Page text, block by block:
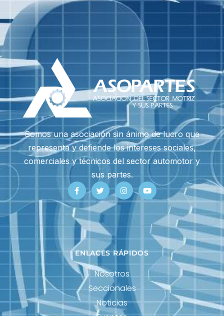
Somos una asociación sin ánimo de lucro que
representa y defiende los intereses sociales,
comerciales y técnicos del sector automotor y
sus partes.
ENLACES RÁPIDOS
Nosotros
Seccionales
Noticias